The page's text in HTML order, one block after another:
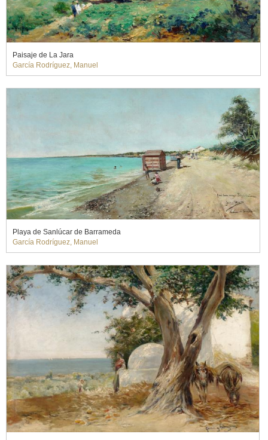
Paisaje de La Jara
García Rodríguez, Manuel
Playa de Sanlúcar de Barrameda
García Rodríguez, Manuel